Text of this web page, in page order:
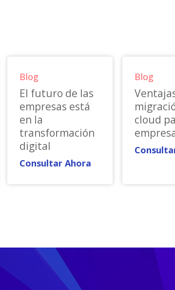
Blog
El futuro de las
empresas está
en la
transformación
digital
Consultar Ahora
Blog
cloud